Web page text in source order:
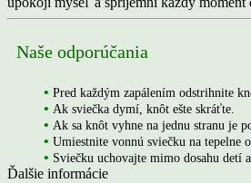
Naše odporúčania
• Pred každým zapálením odstrihnite
• Ak sviečka dymí, knôt ešte skráťte.
• Ak sa knôt vyhne na jednu stranu je
• Umiestnite vonnú sviečku na tepelne
• Sviečku uchovajte mimo dosahu detí
Ďalšie informácie